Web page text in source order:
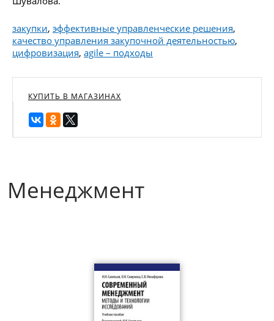
закупки, эффективные управленческие решения,
качество управления закупочной деятельностью,
цифровизация, agile – подходы
КУПИТЬ В МАГАЗИНАХ
Менеджмент